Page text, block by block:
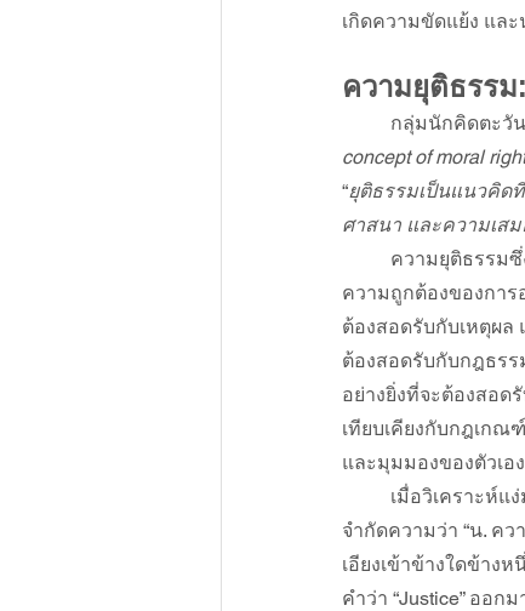
เกิดความขัดแย้ง แล
ความยุติธรรม
กลุ่มนักคิดตะวั
concept of moral
“ยุติธรรมเป็นแนวคิด
ศาสนา และความเส
ความยุติธรรม
ความถูกต้องของการ
ต้องสอดรับกับเหตุผล
ต้องสอดรับกับกฎธร
อย่างยิ่งที่จะต้องสอ
เทียบเคียงกับกฎเก
และมุมมองของตัวเอง
เมื่อวิเคราะห์
จำกัดความว่า “น. ค
เอียงเข้าข้างใดข้าง
คำว่า “Justice” ออ